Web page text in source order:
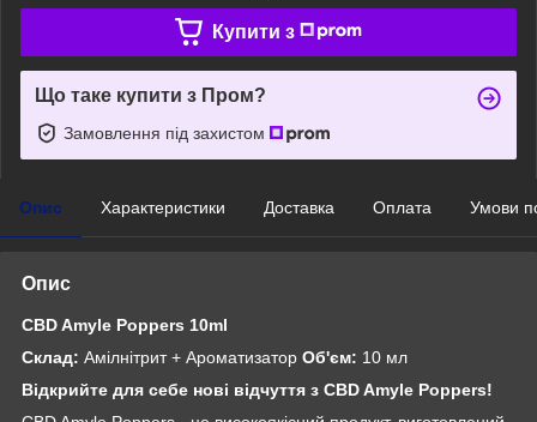
Купити з
Що таке купити з Пром?
Замовлення під захистом
Опис Характеристики Доставка Оплата Умови
Опис
CBD Amyle Poppers 10ml
Склад: Амілнітрит + Ароматизатор Об'єм: 10 мл
Відкрийте для себе нові відчуття з CBD Amyle Poppers!